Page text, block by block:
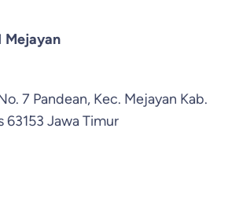
Mejayan
7 Pandean, Kec. Mejayan Kab.
63153 Jawa Timur